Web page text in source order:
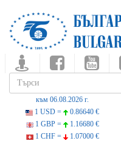
към 06.08.2026 г.
1 USD =
0.86640 €
1 GBP =
1.16680 €
1 CHF =
1.07000 €